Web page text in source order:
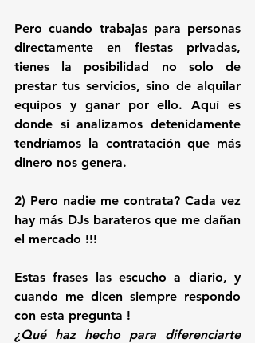
Pero cuando trabajas para personas
directamente en fiestas privadas,
tienes la posibilidad no solo de
prestar tus servicios, sino de alquilar
equipos y ganar por ello. Aquí es
donde si analizamos detenidamente
tendríamos la contratación que más
dinero nos genera.
2) Pero nadie me contrata? Cada vez
hay más DJs barateros que me dañan
el mercado !!!
Estas frases las escucho a diario, y
cuando me dicen siempre respondo
con esta pregunta !
¿Qué haz hecho para diferenciarte